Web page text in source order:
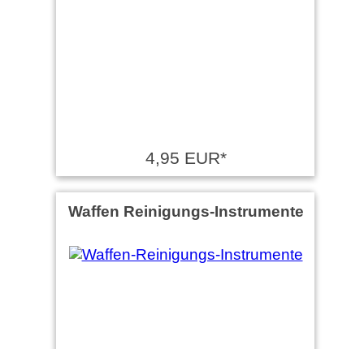
4,95 EUR*
Waffen Reinigungs-Instrumente